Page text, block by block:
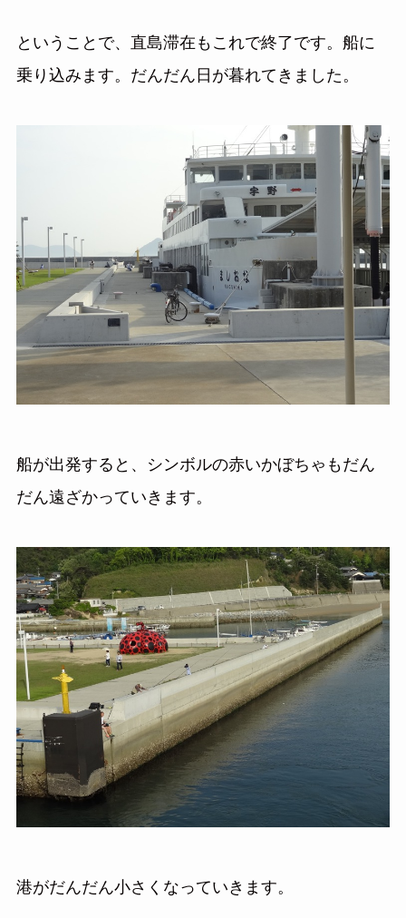
ということで、直島滞在もこれで終了です。船に
乗り込みます。だんだん日が暮れてきました。
船が出発すると、シンボルの赤いかぼちゃもだん
だん遠ざかっていきます。
港がだんだん小さくなっていきます。